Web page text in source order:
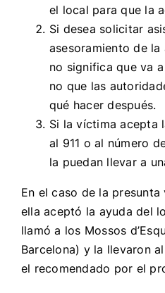
el local para que la
Si desea solicitar
asesoramiento de
no significa que va
no que las
qué hacer después.
Si la víctima acepta
al 911 o al número
la puedan llevar a
En el caso de la
ella aceptó la ayuda del
llamó a los Mossos
Barcelona) y la llevaron
el recomendado por el